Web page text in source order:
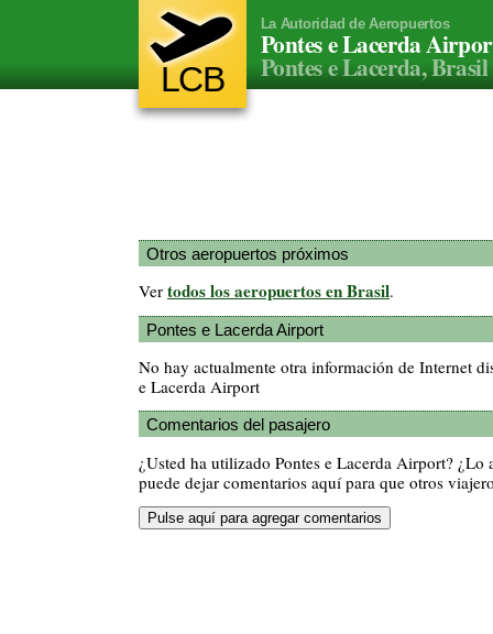
LCB
La Autoridad de Aeropuertos
Pontes e Lacerda
Pontes e Lacerda, Brasil
Otros aeropuertos próximos
Ver todos los aeropuertos en Brasil.
Pontes e Lacerda Airport
No hay actualmente otra información de Internet
e Lacerda Airport
Comentarios del pasajero
¿Usted ha utilizado Pontes e Lacerda Airport? ¿Lo
puede dejar comentarios aquí para que otros